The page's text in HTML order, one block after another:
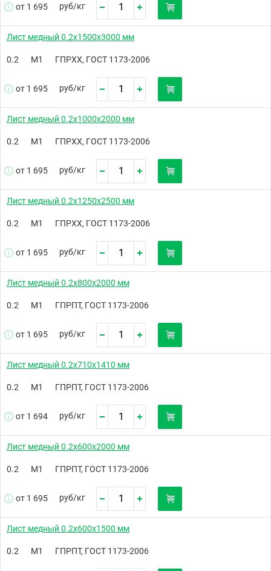
от 1 695 руб/кг
Лист медный 0.2х1500х3000 мм
0.2 М1 ГПРХХ, ГОСТ 1173-2006
от 1 695 руб/кг
Лист медный 0.2х1000х2000 мм
0.2 М1 ГПРХХ, ГОСТ 1173-2006
от 1 695 руб/кг
Лист медный 0.2х1250х2500 мм
0.2 М1 ГПРХХ, ГОСТ 1173-2006
от 1 695 руб/кг
Лист медный 0.2х800х2000 мм
0.2 М1 ГПРПТ, ГОСТ 1173-2006
от 1 695 руб/кг
Лист медный 0.2х710х1410 мм
0.2 М1 ГПРПТ, ГОСТ 1173-2006
от 1 694 руб/кг
Лист медный 0.2х600х2000 мм
0.2 М1 ГПРПТ, ГОСТ 1173-2006
от 1 695 руб/кг
Лист медный 0.2х600х1500 мм
0.2 М1 ГПРПТ, ГОСТ 1173-2006